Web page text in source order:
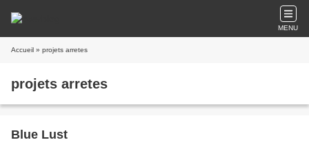
MENU
Accueil » projets arretes
projets arretes
Blue Lust